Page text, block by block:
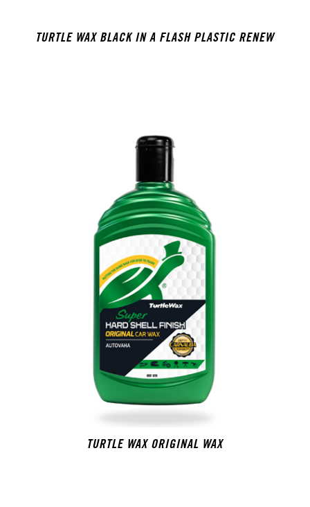
TURTLE WAX BLACK IN A FLASH PLASTIC RENEW
TURTLE WAX ORIGINAL WAX